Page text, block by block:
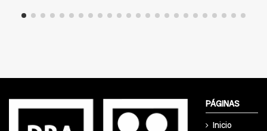
PÁGINAS
Inicio